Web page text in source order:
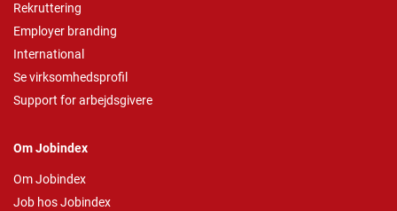
Rekruttering
Employer branding
International
Se virksomhedsprofil
Support for arbejdsgivere
Om Jobindex
Om Jobindex
Job hos Jobindex